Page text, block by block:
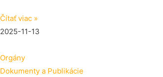
Čítať viac »
2025-11-13
Orgány
Dokumenty a Publikácie